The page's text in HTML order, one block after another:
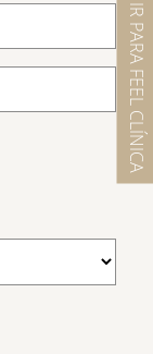
IR PARA FEEL CLÍNICA